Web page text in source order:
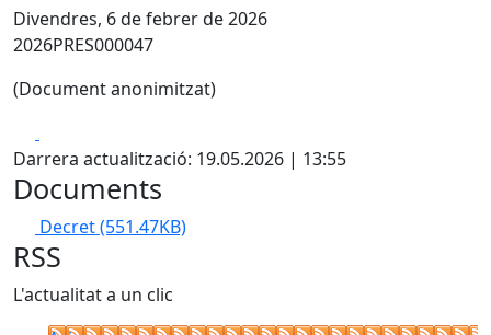
Divendres, 6 de febrer de 2026
2026PRES000047
(Document anonimitzat)
Darrera actualització: 19.05.2026 | 13:55
Documents
Decret(551.47KB)
RSS
L'actualitat a un clic